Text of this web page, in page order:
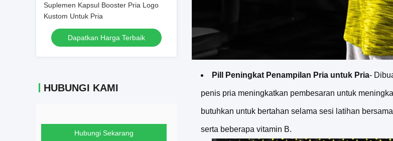
Suplemen Kapsul Booster Pria Logo
Kustom Untuk Pria
Dapatkan Harga Terbaik
HUBUNGI KAMI
Hubungi Sekarang
Pill Peningkat Penampilan Pria untuk Pria-
penis pria meningkatkan pembesaran untuk
butuhkan untuk bertahan selama sesi latihan
serta beberapa vitamin B.